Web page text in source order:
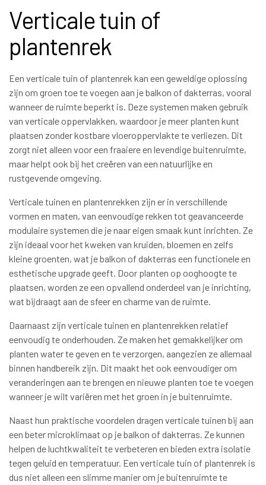
Verticale tuin of
plantenrek
Een verticale tuin of plantenrek kan een geweldige oplossing
zijn om groen toe te voegen aan je balkon of dakterras, vooral
wanneer de ruimte beperkt is. Deze systemen maken gebruik
van verticale oppervlakken, waardoor je meer planten kunt
plaatsen zonder kostbare vloeroppervlakte te verliezen. Dit
zorgt niet alleen voor een fraaiere en levendige buitenruimte,
maar helpt ook bij het creëren van een natuurlijke en
rustgevende omgeving.
Verticale tuinen en plantenrekken zijn er in verschillende
vormen en maten, van eenvoudige rekken tot geavanceerde
modulaire systemen die je naar eigen smaak kunt inrichten. Ze
zijn ideaal voor het kweken van kruiden, bloemen en zelfs
kleine groenten, wat je balkon of dakterras een functionele en
esthetische upgrade geeft. Door planten op ooghoogte te
plaatsen, worden ze een opvallend onderdeel van je inrichting,
wat bijdraagt aan de sfeer en charme van de ruimte.
Daarnaast zijn verticale tuinen en plantenrekken relatief
eenvoudig te onderhouden. Ze maken het gemakkelijker om
planten water te geven en te verzorgen, aangezien ze allemaal
binnen handbereik zijn. Dit maakt het ook eenvoudiger om
veranderingen aan te brengen en nieuwe planten toe te voegen
wanneer je wilt variëren met het groen in je buitenruimte.
Naast hun praktische voordelen dragen verticale tuinen bij aan
een beter microklimaat op je balkon of dakterras. Ze kunnen
helpen de luchtkwaliteit te verbeteren en bieden extra isolatie
tegen geluid en temperatuur. Een verticale tuin of plantenrek is
dus niet alleen een slimme manier om je buitenruimte te